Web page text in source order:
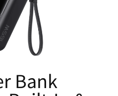
Bank